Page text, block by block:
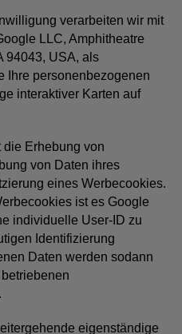
verarbeiten wir mit
LLC, Amphitheatre
94043, USA, als
Ihre personenbezogenen
interaktiver Karten auf
Erhebung von
von Daten ihres
eines Werbecookies.
ist es Google
individuelle User-ID zu
Identifizierung
Daten werden sodann
eigenständige